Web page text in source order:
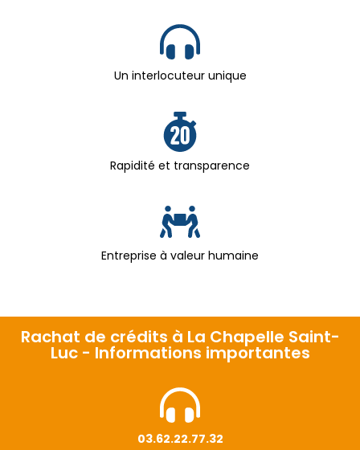
Un interlocuteur unique
Rapidité et transparence
Entreprise à valeur humaine
Rachat de crédits à La Chapelle Saint-
Luc - Informations importantes
03.62.22.77.32